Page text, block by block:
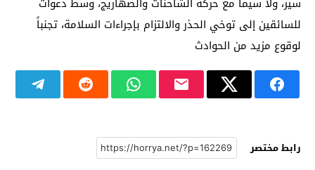
للسائقين إلى توخي الحذر والالتزام بإجراءات السلامة، تجنباً
لوقوع مزيد من الحوادث
رابط مختصر